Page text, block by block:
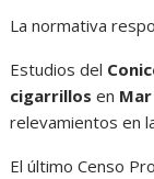
La normativa
Estudios del
cigarrillos en
relevamientos en
El último Censo